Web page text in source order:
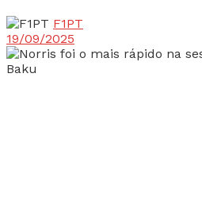
F1PT
19/09/2025